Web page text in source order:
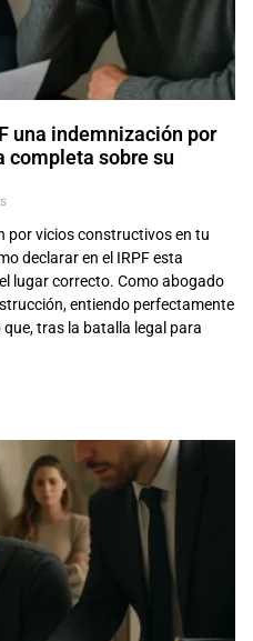
una indemnización por
completa sobre su
por vicios constructivos en tu
declarar en el IRPF esta
lugar correcto. Como abogado
entiendo perfectamente
tras la batalla legal para